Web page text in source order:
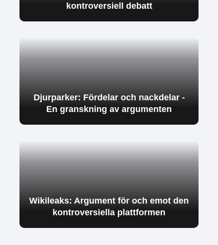
kontroversiell debatt
Djurparker: Fördelar och nackdelar -
En granskning av argumenten
Wikileaks: Argument för och emot den
kontroversiella plattformen